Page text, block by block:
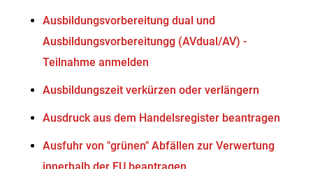
Ausbildungsvorbereitung dual und
Ausbildungsvorbereitungg (AVdual/AV) -
Teilnahme anmelden
Ausbildungszeit verkürzen oder verlängern
Ausdruck aus dem Handelsregister beantragen
Ausfuhr von "grünen" Abfällen zur Verwertung